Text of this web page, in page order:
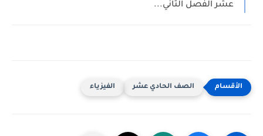
عشر الفصل الثاني...
الصف الحادي عشر الفيزياء